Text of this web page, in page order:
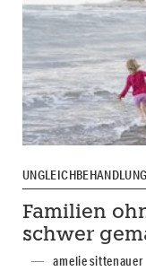
Familien
schwer
amelie sittenauer